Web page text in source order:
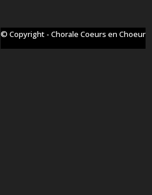
© Copyright - Chorale Coeurs en Choeur